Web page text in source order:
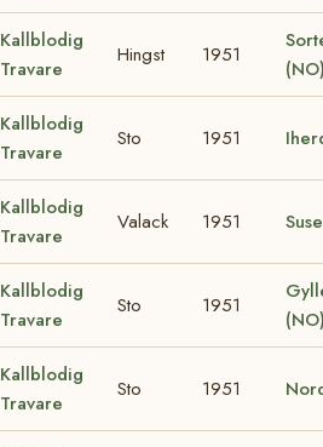
Kallblodig
Travare
Hingst 1951
Kallblodig
Travare
Sto 1951
Kallblodig
Travare
Valack 1951
Kallblodig
Travare
Sto 1951
Kallblodig
Travare
Sto 1951